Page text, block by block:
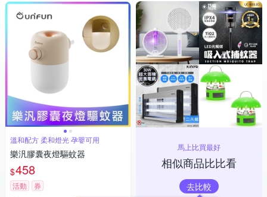
溫和配方 柔和燈光 孕嬰可用
樂汎膠囊夜燈驅蚊器
$458
活動 券
馬上比買最好
相似商品比比看
去比較